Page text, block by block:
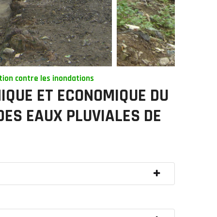
contre les inondations
ET ECONOMIQUE DU
EAUX PLUVIALES DE